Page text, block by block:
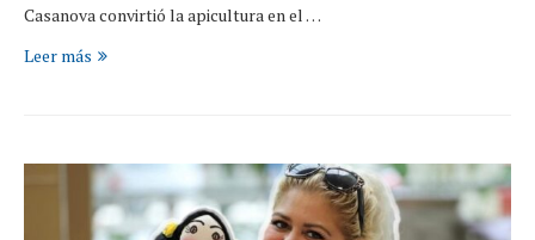
Casanova convirtió la apicultura en el …
Leer más